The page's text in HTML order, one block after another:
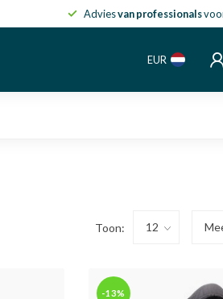
Adviesvan professionals
EUR
Toon:
-13%